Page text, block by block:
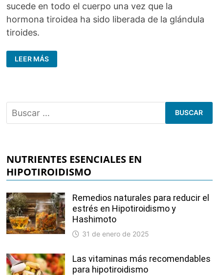
sucede en todo el cuerpo una vez que la
hormona tiroidea ha sido liberada de la glándula
tiroides.
MI
VIDA
SIN
LEER MÁS
Buscar:
NUTRIENTES ESENCIALES EN
HIPOTIROIDISMO
Remedios naturales para reducir el
estrés en Hipotiroidismo y
Hashimoto
31 de enero de 2025
Las vitaminas más recomendables
para hipotiroidismo